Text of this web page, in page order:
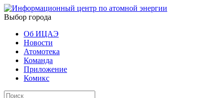
Выбор города
Об ИЦАЭ
Новости
Атомотека
Команда
Приложение
Комикс